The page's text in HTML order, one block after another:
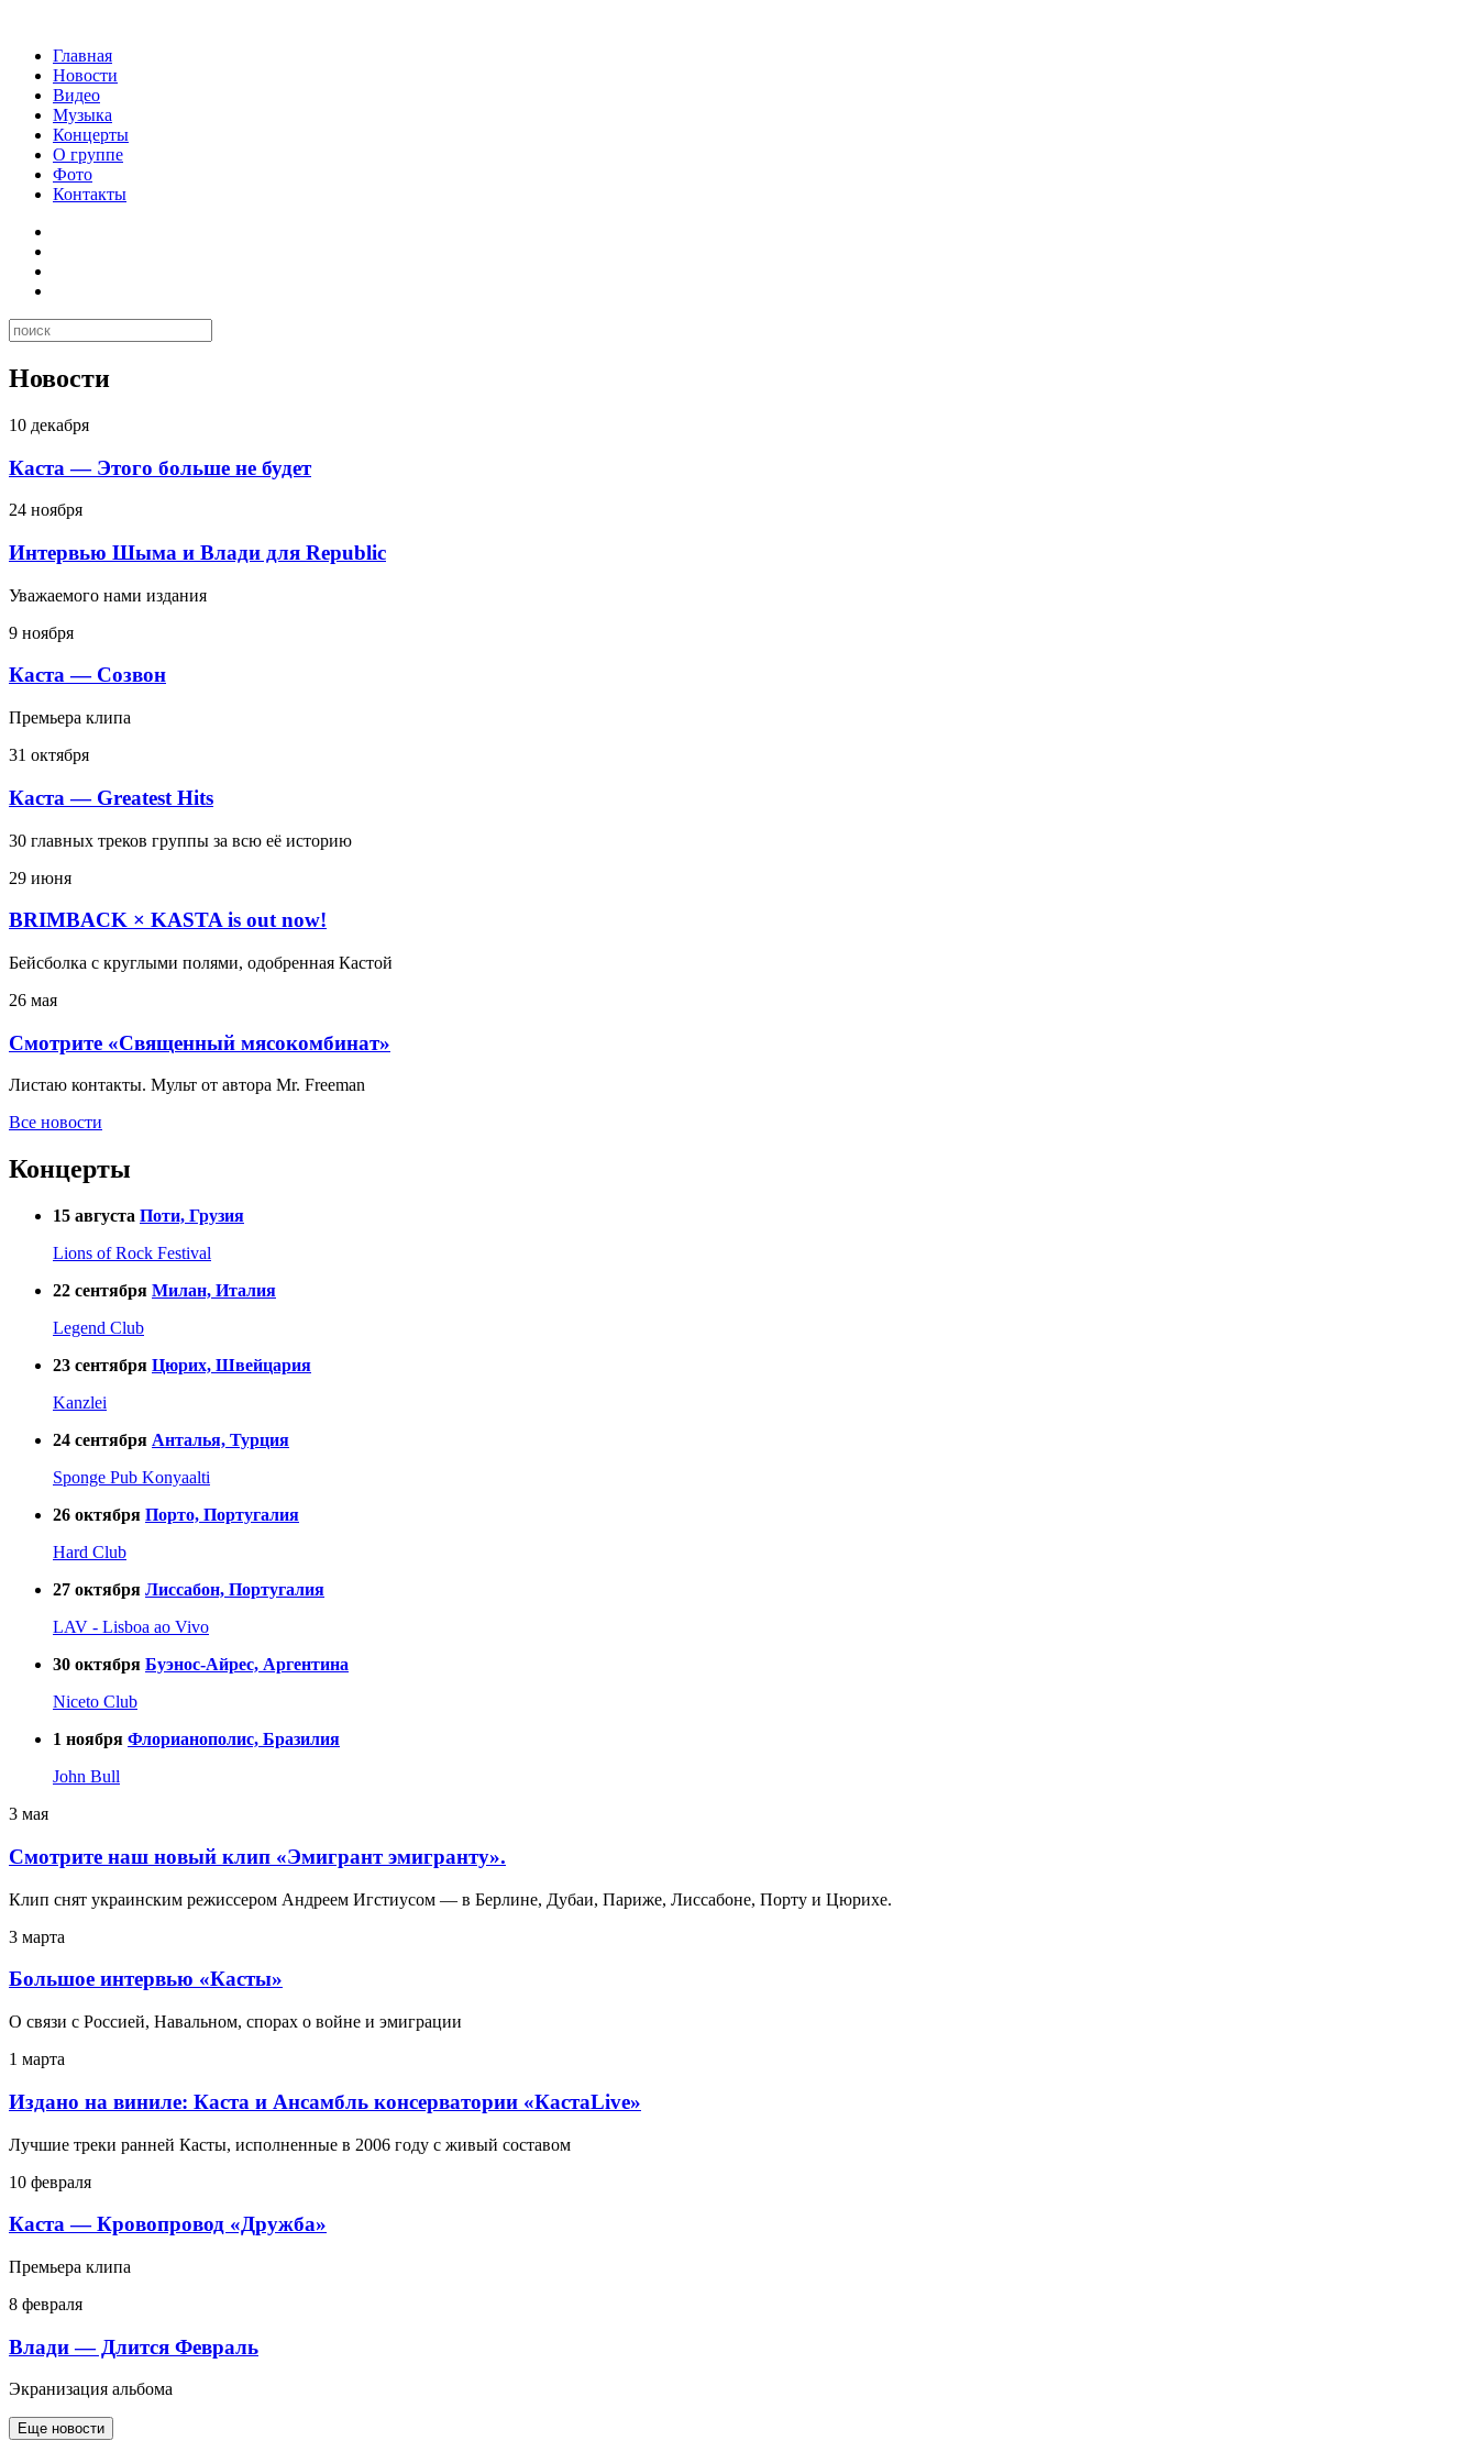
Главная
Новости
Видео
Музыка
Концерты
О группе
Фото
Контакты
Новости
10 декабря
Каста — Этого больше не будет
24 ноября
Интервью Шыма и Влади для Republic
Уважаемого нами издания
9 ноября
Каста — Созвон
Премьера клипа
31 октября
Каста — Greatest Hits
30 главных треков группы за всю её историю
29 июня
BRIMBACK × KASTA is out now!
Бейсболка с круглыми полями, одобренная Кастой
26 мая
Смотрите «Священный мясокомбинат»
Листаю контакты. Мульт от автора Mr. Freeman
Все новости
Концерты
15 августа Поти, Грузия
Lions of Rock Festival
22 сентября Милан, Италия
Legend Club
23 сентября Цюрих, Швейцария
Kanzlei
24 сентября Анталья, Турция
Sponge Pub Konyaalti
26 октября Порто, Португалия
Hard Club
27 октября Лиссабон, Португалия
LAV - Lisboa ao Vivo
30 октября Буэнос-Айрес, Аргентина
Niceto Club
1 ноября Флорианополис, Бразилия
John Bull
3 мая
Смотрите наш новый клип «Эмигрант эмигранту».
Клип снят украинским режиссером Андреем Игстиусом — в Берлине, Дубаи, Париже, Лиссабоне, Порту и Цюрихе.
3 марта
Большое интервью «Касты»
О связи с Россией, Навальном, спорах о войне и эмиграции
1 марта
Издано на виниле: Каста и Ансамбль консерватории «КастаLive»
Лучшие треки ранней Касты, исполненные в 2006 году с живый составом
10 февраля
Каста — Кровопровод «Дружба»
Премьера клипа
8 февраля
Влади — Длится Февраль
Экранизация альбома
Еще новости